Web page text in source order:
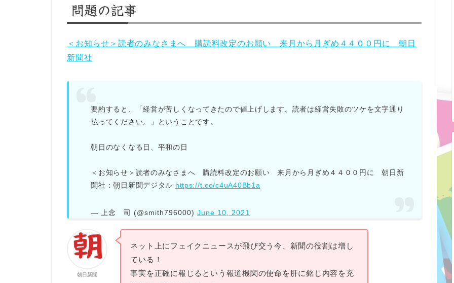
問題の記事
＜お知らせ＞読者のみなさまへ 購読料改定のお願い 来月から月ぎめ４４００円に 朝日
新聞社
要約すると、「経営が苦しくなってきたので値上げします。読者は経営失敗のツケを文字通り
払ってください。」ということです。
朝日のなくなる日、平和の日
＜お知らせ＞読者のみなさまへ 購読料改定のお願い 来月から月ぎめ４４００円に 朝日新
聞社：朝日新聞デジタル https://t.co/c4uA40Bb1a
— 上念 司 (@smith796000)June 10, 2021
朝日新聞
ネット上にフェイクニュースが飛び交う今、新聞の役割は増し
ている！
事実を正確に報じるという報道機関の使命を肝に銘じ内容を充